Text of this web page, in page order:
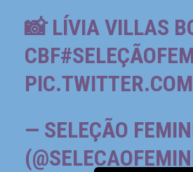
📸 LÍVIA VILLAS
CBF
— SELEÇÃO